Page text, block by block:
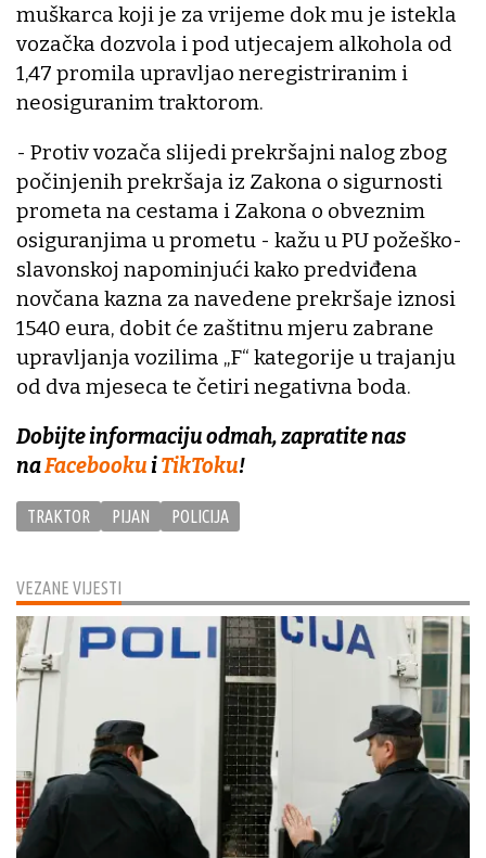
VEZANE VIJESTI
muškarca koji je za vrijeme dok mu je istekla
vozačka dozvola i pod utjecajem alkohola od
1,47 promila upravljao neregistriranim i
neosiguranim traktorom.
- Protiv vozača slijedi prekršajni nalog zbog
počinjenih prekršaja iz Zakona o sigurnosti
prometa na cestama i Zakona o obveznim
osiguranjima u prometu - kažu u PU požeško-
slavonskoj napominjući kako predviđena
novčana kazna za navedene prekršaje iznosi
1540 eura, dobit će zaštitnu mjeru zabrane
upravljanja vozilima „F“ kategorije u trajanju
od dva mjeseca te četiri negativna boda.
Dobijte informaciju odmah, zapratite nas
naFacebookuiTikToku!
TRAKTOR PIJAN POLICIJA